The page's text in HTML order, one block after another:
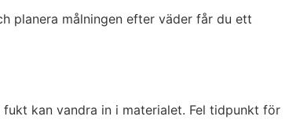
planera målningen efter väder får du ett
kan vandra in i materialet. Fel tidpunkt för